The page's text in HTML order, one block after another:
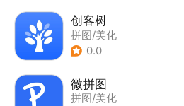
创客树
拼图/美化
0.0
微拼图
拼图/美化